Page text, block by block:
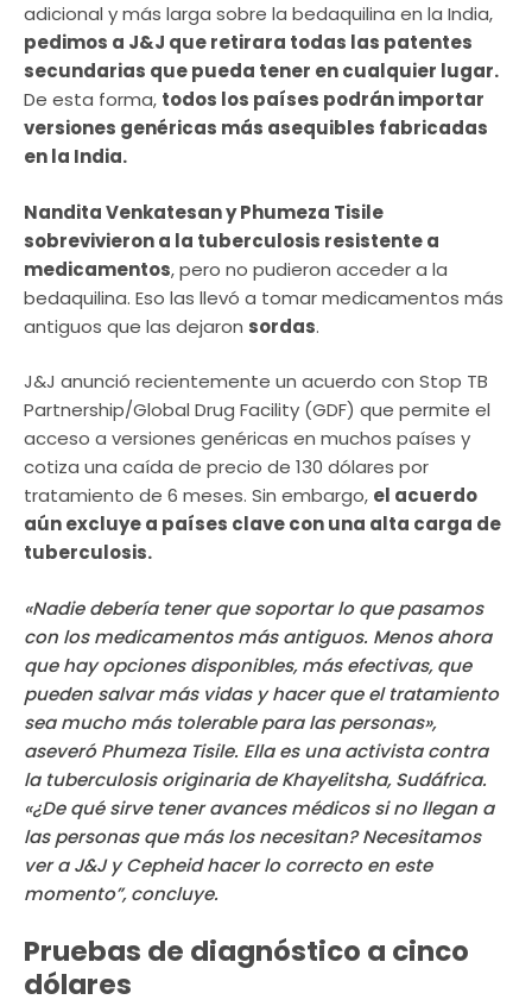
adicional y más larga sobre la bedaquilina en la India,
pedimos a J&J que retirara todas las patentes
secundarias que pueda tener en cualquier lugar.
De esta forma, todos los países podrán importar
versiones genéricas más asequibles fabricadas
en la India.
Nandita Venkatesan y Phumeza Tisile
sobrevivieron a la tuberculosis resistente a
medicamentos, pero no pudieron acceder a la
bedaquilina. Eso las llevó a tomar medicamentos más
antiguos que las dejaron sordas.
J&J anunció recientemente un acuerdo con Stop TB
Partnership/Global Drug Facility (GDF) que permite el
acceso a versiones genéricas en muchos países y
cotiza una caída de precio de 130 dólares por
tratamiento de 6 meses. Sin embargo, el acuerdo
aún excluye a países clave con una alta carga de
tuberculosis.
«Nadie debería tener que soportar lo que pasamos
con los medicamentos más antiguos. Menos ahora
que hay opciones disponibles, más efectivas, que
pueden salvar más vidas y hacer que el tratamiento
sea mucho más tolerable para las personas»,
aseveró Phumeza Tisile. Ella es una activista contra
la tuberculosis originaria de Khayelitsha, Sudáfrica.
«¿De qué sirve tener avances médicos si no llegan a
las personas que más los necesitan? Necesitamos
ver a J&J y Cepheid hacer lo correcto en este
momento”, concluye.
Pruebas de diagnóstico a cinco
dólares